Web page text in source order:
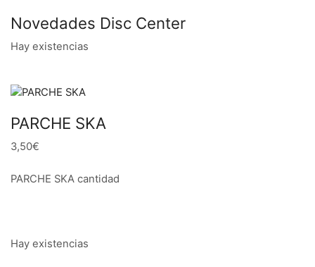
Novedades Disc Center
Hay existencias
PARCHE SKA
3,50€
PARCHE SKA cantidad
Hay existencias